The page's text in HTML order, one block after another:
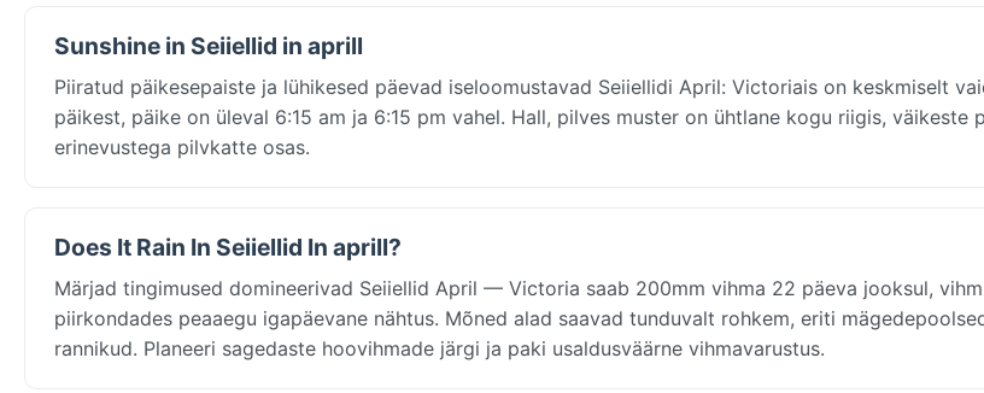
Sunshine in Seiiellid in aprill
Piiratud päikesepaiste ja lühikesed päevad iseloomustavad Seiiellidi April: Victoriais on keskmiselt
päikest, päike on üleval 6:15 am ja 6:15 pm vahel. Hall, pilves muster on ühtlane kogu riigis, väikeste
erinevustega pilvkatte osas.
Does It Rain In Seiiellid In aprill?
Märjad tingimused domineerivad Seiiellid April — Victoria saab 200mm vihma 22 päeva jooksul,
piirkondades peaaegu igapäevane nähtus. Mõned alad saavad tunduvalt rohkem, eriti
rannikud. Planeeri sagedaste hoovihmade järgi ja paki usaldusväärne vihmavarustus.